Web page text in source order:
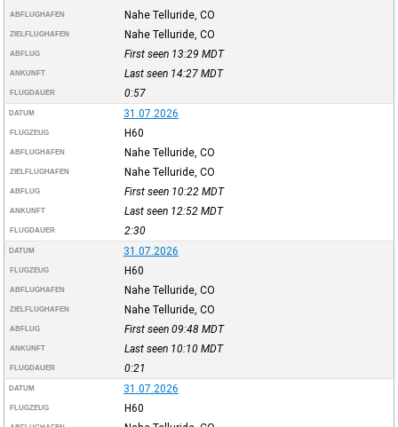
ABFLUGHAFEN Nahe Telluride, CO
ZIELFLUGHAFEN Nahe Telluride, CO
ABFLUG First seen 13:29 MDT
ANKUNFT Last seen 14:27 MDT
FLUGDAUER 0:57
DATUM 31.07.2026
FLUGZEUG H60
ABFLUGHAFEN Nahe Telluride, CO
ZIELFLUGHAFEN Nahe Telluride, CO
ABFLUG First seen 10:22 MDT
ANKUNFT Last seen 12:52 MDT
FLUGDAUER 2:30
DATUM 31.07.2026
FLUGZEUG H60
ABFLUGHAFEN Nahe Telluride, CO
ZIELFLUGHAFEN Nahe Telluride, CO
ABFLUG First seen 09:48 MDT
ANKUNFT Last seen 10:10 MDT
FLUGDAUER 0:21
DATUM 31.07.2026
FLUGZEUG H60